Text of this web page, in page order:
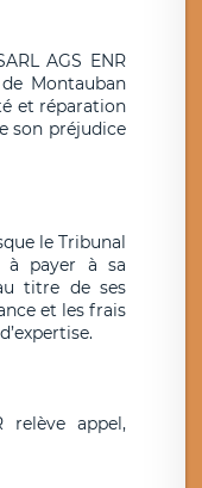
AGS ENR
Montauban
et réparation
son préjudice
le Tribunal
à payer à sa
titre de ses
et les frais
relève appel,